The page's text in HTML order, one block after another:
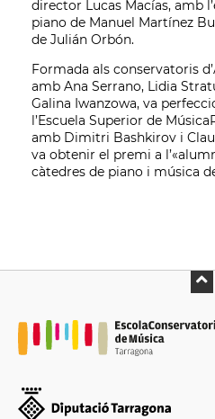
director Lucas Macías, amb
piano de Manuel Martínez
de Julián Orbón.
Formada als conservatoris
amb Ana Serrano, Lidia
Galina Iwanzowa, va
l’Escuela Superior de
amb Dimitri Bashkirov i
va obtenir el premi a
càtedres de piano i música